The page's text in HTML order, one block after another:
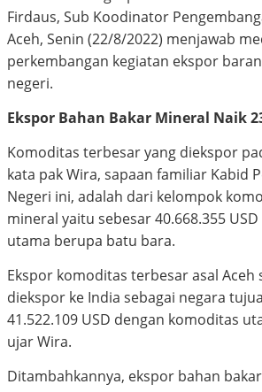
Firdaus, Sub Koodinator
Aceh, Senin (22/8/2022) menjawab
perkembangan kegiatan ekspor
negeri.
Ekspor Bahan Bakar Mineral Naik
Komoditas terbesar yang diekspor
kata pak Wira, sapaan familiar Kabid
Negeri ini, adalah dari kelompok
mineral yaitu sebesar 40.668.355
utama berupa batu bara.
Ekspor komoditas terbesar asal Aceh
diekspor ke India sebagai negara
41.522.109 USD dengan komoditas
ujar Wira.
Ditambahkannya, ekspor bahan